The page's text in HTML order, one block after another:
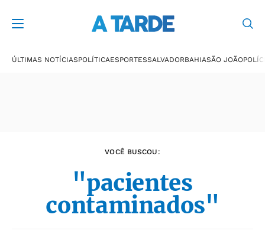
ÚLTIMAS NOTÍCIASPOLÍTICAESPORTESSALVADORBAHIASÃO JOÃO
VOCÊ BUSCOU:
"pacientes
contaminados"